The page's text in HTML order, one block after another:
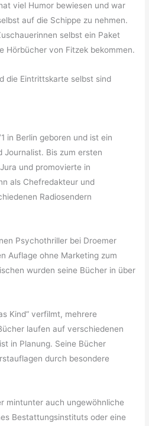
viel Humor bewiesen und war
auf die Schippe zu nehmen.
selbst ein Paket
Hörbücher von Fitzek bekommen.
die Eintrittskarte selbst sind
in Berlin geboren und ist ein
Bis zum ersten
und promovierte in
als Chefredakteur und
Radiosendern
Psychothriller bei Droemer
Auflage ohne Marketing zum
wurden seine Bücher in über
Kind“ verfilmt, mehrere
laufen auf verschiedenen
in Planung. Seine Bücher
durch besondere
mintunter auch ungewöhnliche
Bestattungsinstituts oder eine